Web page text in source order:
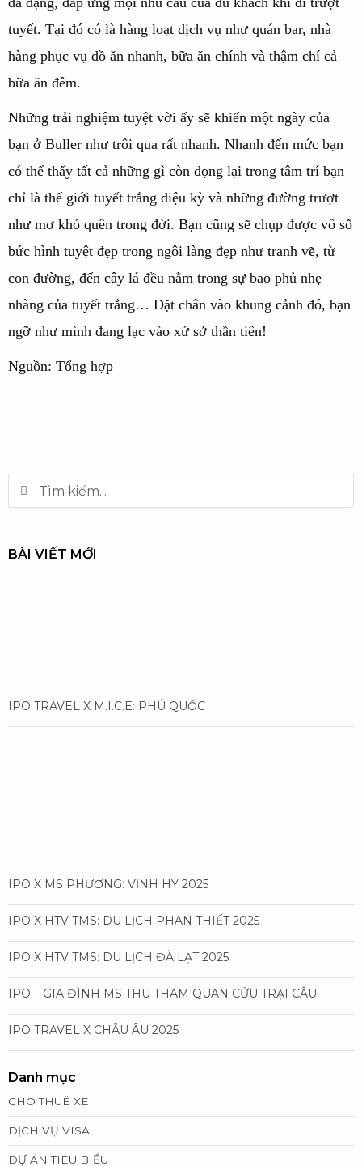
tuyết. Tại đó có là hàng loạt dịch vụ như quán bar, nhà
hàng phục vụ đồ ăn nhanh, bữa ăn chính và thậm chí cả
bữa ăn đêm.
Những trải nghiệm tuyệt vời ấy sẽ khiến một ngày của
bạn ở Buller như trôi qua rất nhanh. Nhanh đến mức bạn
có thể thấy tất cả những gì còn đọng lại trong tâm trí bạn
chỉ là thế giới tuyết trắng diệu kỳ và những đường trượt
như mơ khó quên trong đời. Bạn cũng sẽ chụp được vô số
bức hình tuyệt đẹp trong ngôi làng đẹp như tranh vẽ, từ
con đường, đến cây lá đều nằm trong sự bao phủ nhẹ
nhàng của tuyết trắng… Đặt chân vào khung cảnh đó, bạn
ngỡ như mình đang lạc vào xứ sở thần tiên!
Nguồn: Tổng hợp
BÀI VIẾT MỚI
IPO TRAVEL X M.I.C.E: PHÚ QUỐC
IPO X MS PHƯƠNG: VĨNH HY 2025
IPO X HTV TMS: DU LỊCH PHAN THIẾT 2025
IPO X HTV TMS: DU LỊCH ĐÀ LẠT 2025
IPO – GIA ĐÌNH MS THU THAM QUAN CỬU TRẠI CÂU
IPO TRAVEL X CHÂU ÂU 2025
Danh mục
CHO THUÊ XE
DỊCH VỤ VISA
DỰ ÁN TIÊU BIỂU